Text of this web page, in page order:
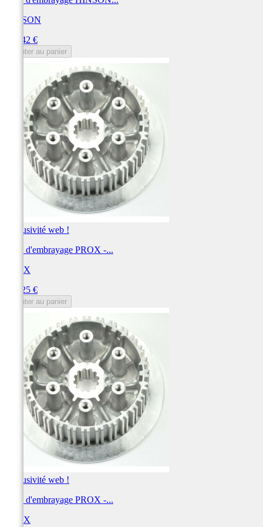
HINSON
411,42 €
Ajouter au panier
Exclusivité web !
Noix d'embrayage PROX -...
PROX
103,25 €
Ajouter au panier
Exclusivité web !
Noix d'embrayage PROX -...
PROX